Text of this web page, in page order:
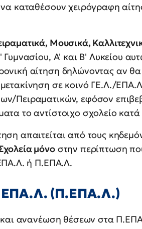
καταθέσουν χειρόγραφη
Μουσικά,
Γυμνασίου, Α' και Β' Λυκείου
αίτηση δηλώνοντας αν
σε κοινό ΓΕ.Λ./
Πειραματικών, εφόσον
το αντίστοιχο σχολείο
απαιτείται από τους
μόνοστην περίπτωση
ή Π.ΕΠΑ.Λ.
ΕΠΑ.Λ. (Π.ΕΠΑ.Λ.)
ανανέωση θέσεων στα